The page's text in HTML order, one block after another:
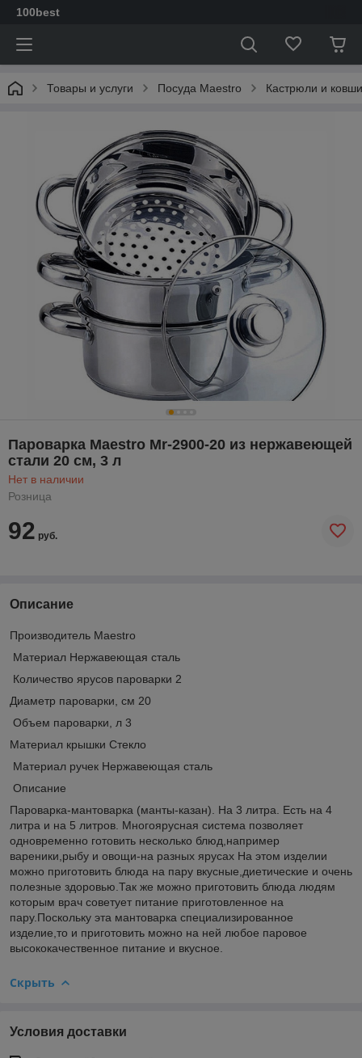
100best
Товары и услуги Посуда Maestro Кастрюли и ковши
Пароварка Maestro Mr-2900-20 из нержавеющей
стали 20 см, 3 л
Нет в наличии
Розница
92 руб.
Описание
Производитель Мaestro
Материал Нержавеющая сталь
Количество ярусов пароварки 2
Диаметр пароварки, см 20
Объем пароварки, л 3
Материал крышки Стекло
Материал ручек Нержавеющая сталь
Описание
Пароварка-мантоварка (манты-казан). На 3 литра. Есть на 4
литра и на 5 литров. Многоярусная система позволяет
одновременно готовить несколько блюд,например
вареники,рыбу и овощи-на разных ярусах На этом изделии
можно приготовить блюда на пару вкусные,диетические и очень
полезные здоровью.Так же можно приготовить блюда людям
которым врач советует питание приготовленное на
пару.Поскольку эта мантоварка специализированное
изделие,то и приготовить можно на ней любое паровое
высококачественное питание и вкусное.
Скрыть
Условия доставки